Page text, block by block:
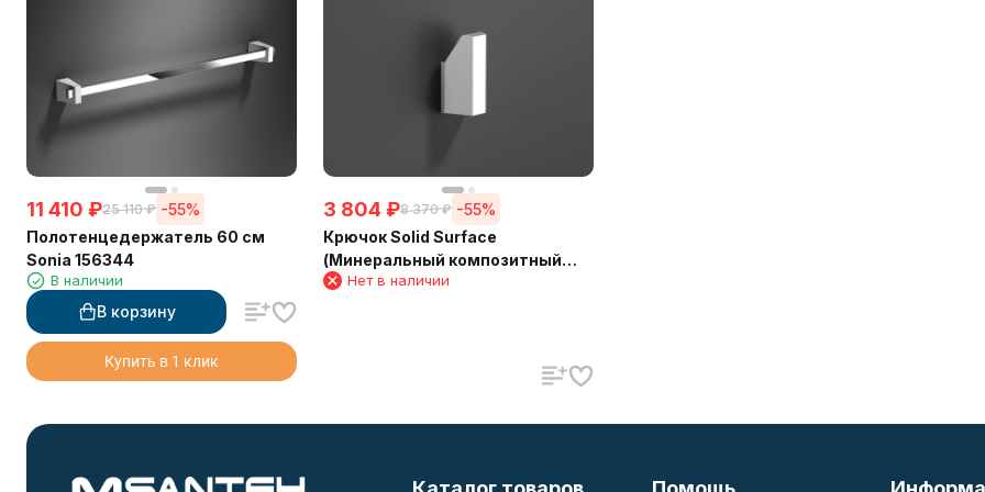
11 410 ₽25 110 ₽ -55%
Полотенцедержатель 60 см
Sonia 156344
В наличии
В корзину
Купить в 1 клик
3 804 ₽8 370 ₽ -55%
Крючок Solid Surface
(Минеральный композитный
материал) Sonia 156351
Нет в наличии